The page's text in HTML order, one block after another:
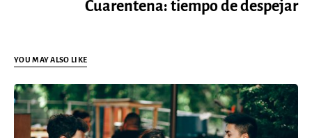
Cuarentena: tiempo de despejar
YOU MAY ALSO LIKE